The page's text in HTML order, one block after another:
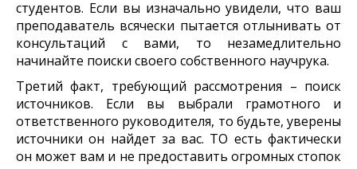
студентов. Если вы изначально увидели, что ваш
преподаватель всячески пытается отлынивать от
консультаций с вами, то незамедлительно
начинайте поиски своего собственного научрука.
Третий факт, требующий рассмотрения – поиск
источников. Если вы выбрали грамотного и
ответственного руководителя, то будьте, уверены
источники он найдет за вас. ТО есть фактически
он может вам и не предоставить огромных стопок